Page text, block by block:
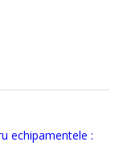
echipamentele :